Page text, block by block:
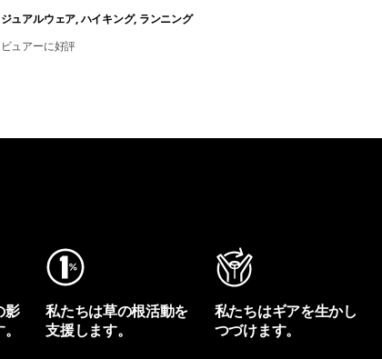
ュアルウェア, ハイキング, ランニング
ュアーに好評
影
私たちは草の根活動を
支援します。
私たちはギアを生かし
つづけます。